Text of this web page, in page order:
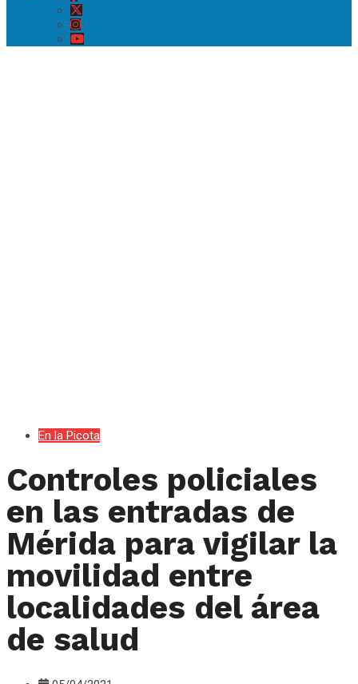
En la Picota
Controles policiales
en las entradas de
Mérida para vigilar la
movilidad entre
localidades del área
de salud